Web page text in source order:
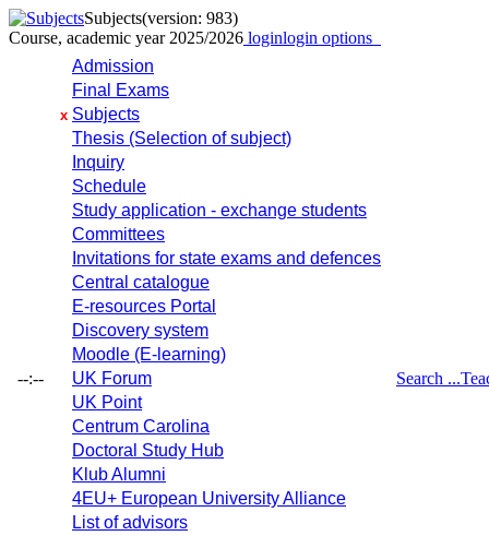
Subjects(version: 983)
Course, academic year 2025/2026 loginlogin options
--:--
Admission
Final Exams
x Subjects
Thesis (Selection of subject)
Inquiry
Schedule
Study application - exchange students
Committees
Invitations for state exams and defences
Central catalogue
E-resources Portal
Discovery system
Moodle (E-learning)
UK Forum
UK Point
Centrum Carolina
Doctoral Study Hub
Klub Alumni
4EU+ European University Alliance
List of advisors
Search ...